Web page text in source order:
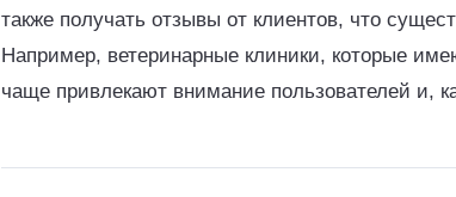
также получать отзывы от клиентов, что
Например, ветеринарные клиники, которые
чаще привлекают внимание пользователей и,